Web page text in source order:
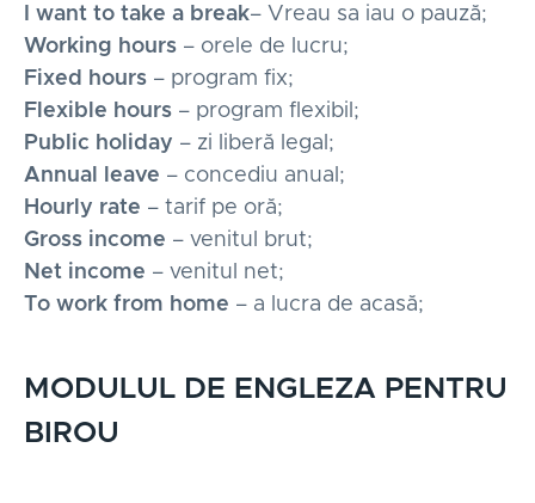
I want to take a break– Vreau sa iau o pauză;
Working hours – orele de lucru;
Fixed hours – program fix;
Flexible hours – program flexibil;
Public holiday – zi liberă legal;
Annual leave – concediu anual;
Hourly rate – tarif pe oră;
Gross income – venitul brut;
Net income – venitul net;
To work from home – a lucra de acasă;
MODULUL DE ENGLEZA PENTRU
BIROU